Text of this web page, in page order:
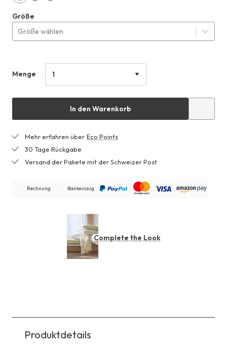
Größe
Größe wählen
Menge
In den Warenkorb
Mehr erfahren über Eco Points
30 Tage Rückgabe
Versand der Pakete mit der Schweizer Post
Rechnung Bankeinzug
Complete the Look
Produktdetails